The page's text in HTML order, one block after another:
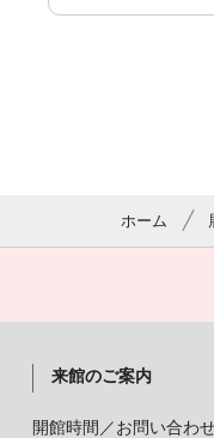
ホーム
来館のご案内
開館時間／お問い合わ